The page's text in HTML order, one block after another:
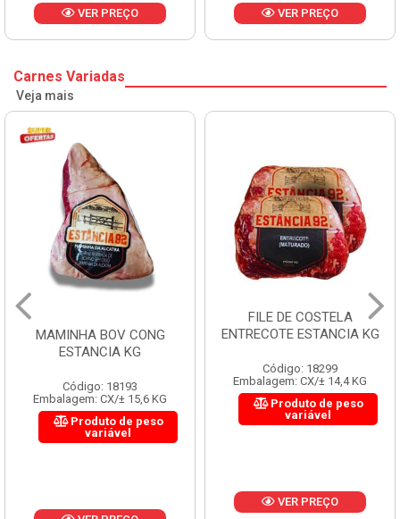
VER PREÇO VER PREÇO
Carnes Variadas
Veja mais
MAMINHA BOV CONG
ESTANCIA KG
Código: 18193
Embalagem: CX/± 15,6 KG
Produto de peso
variável
FILE DE COSTELA
ENTRECOTE ESTANCIA KG
Código: 18299
Embalagem: CX/± 14,4 KG
Produto de peso
variável
VER PREÇO